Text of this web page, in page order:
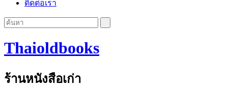
ติดต่อเรา
Thaioldbooks
ร้านหนังสือเก่า